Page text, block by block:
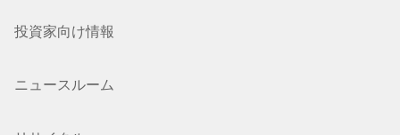
投資家向け情報
ニュースルーム